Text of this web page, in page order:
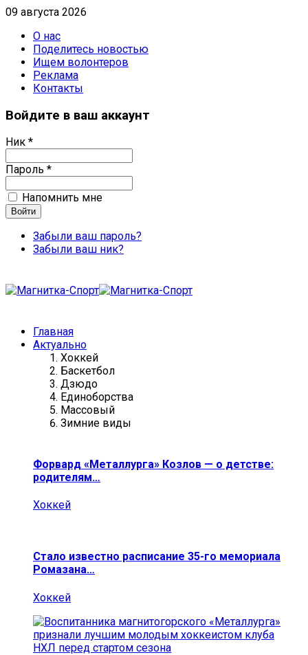
09 августа 2026
О нас
Поделитесь новостью
Ищем волонтеров
Реклама
Контакты
Войдите в ваш аккаунт
Ник *
Пароль *
Напомнить мне
Забыли ваш пароль?
Забыли ваш ник?
Главная
Актуально
Хоккей
Баскетбол
Дзюдо
Единоборства
Массовый
Зимние виды
Форвард «Металлурга» Козлов — о детстве:
родителям…
Хоккей
Стало известно расписание 35-го мемориала
Ромазана…
Хоккей